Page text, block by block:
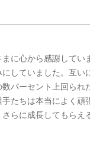
に心から感謝してい
していました。互い
パーセント上回られ
たちは本当によく頑
らに成長してもらえ